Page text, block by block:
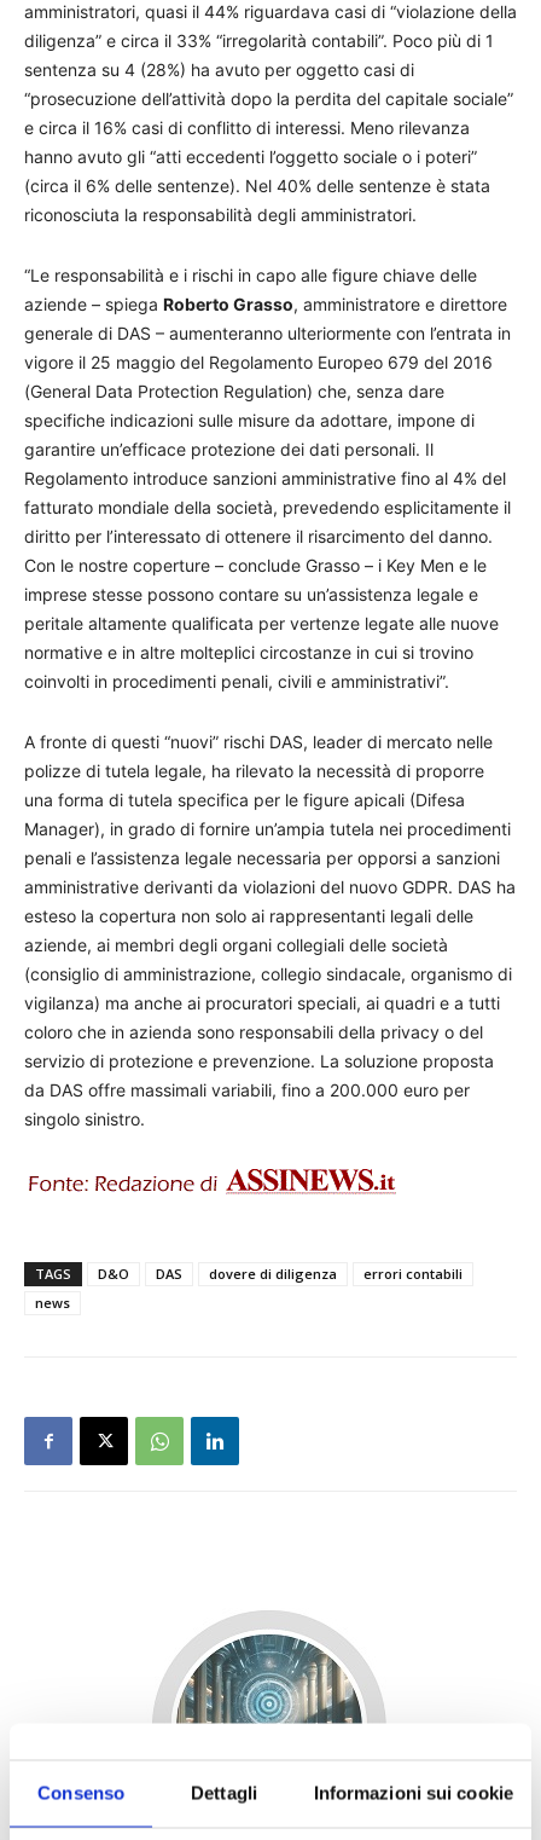
Consenso Dettagli Informazioni sui cookie
amministratori, quasi il 44% riguardava casi di “violazione della
diligenza” e circa il 33% “irregolarità contabili”. Poco più di 1
sentenza su 4 (28%) ha avuto per oggetto casi di
“prosecuzione dell’attività dopo la perdita del capitale sociale”
e circa il 16% casi di conflitto di interessi. Meno rilevanza
hanno avuto gli “atti eccedenti l’oggetto sociale o i poteri”
(circa il 6% delle sentenze). Nel 40% delle sentenze è stata
riconosciuta la responsabilità degli amministratori.
“Le responsabilità e i rischi in capo alle figure chiave delle
aziende – spiega Roberto Grasso, amministratore e direttore
generale di DAS – aumenteranno ulteriormente con l’entrata in
vigore il 25 maggio del Regolamento Europeo 679 del 2016
(General Data Protection Regulation) che, senza dare
specifiche indicazioni sulle misure da adottare, impone di
garantire un’efficace protezione dei dati personali. Il
Regolamento introduce sanzioni amministrative fino al 4% del
fatturato mondiale della società, prevedendo esplicitamente il
diritto per l’interessato di ottenere il risarcimento del danno.
Con le nostre coperture – conclude Grasso – i Key Men e le
imprese stesse possono contare su un’assistenza legale e
peritale altamente qualificata per vertenze legate alle nuove
normative e in altre molteplici circostanze in cui si trovino
coinvolti in procedimenti penali, civili e amministrativi”.
A fronte di questi “nuovi” rischi DAS, leader di mercato nelle
polizze di tutela legale, ha rilevato la necessità di proporre
una forma di tutela specifica per le figure apicali (Difesa
Manager), in grado di fornire un’ampia tutela nei procedimenti
penali e l’assistenza legale necessaria per opporsi a sanzioni
amministrative derivanti da violazioni del nuovo GDPR. DAS ha
esteso la copertura non solo ai rappresentanti legali delle
aziende, ai membri degli organi collegiali delle società
(consiglio di amministrazione, collegio sindacale, organismo di
vigilanza) ma anche ai procuratori speciali, ai quadri e a tutti
coloro che in azienda sono responsabili della privacy o del
servizio di protezione e prevenzione. La soluzione proposta
da DAS offre massimali variabili, fino a 200.000 euro per
singolo sinistro.
TAGS D&O DAS dovere di diligenza
errori contabili
news